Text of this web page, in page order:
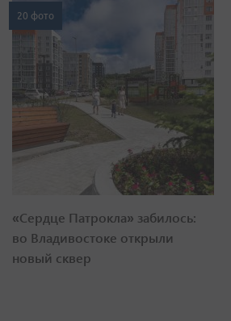
20 фото
«Сердце Патрокла» забилось:
во Владивостоке открыли
новый сквер